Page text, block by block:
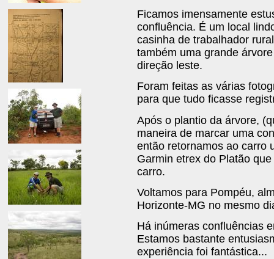
Ficamos imensamente
confluência. É um local
casinha de trabalhador
também uma grande
direção leste.
Foram feitas as várias
para que tudo ficasse
Após o plantio da árvore,
maneira de marcar uma
então retornamos ao carro
Garmin etrex do Platão
carro.
Voltamos para Pompéu,
Horizonte-MG no mesmo
Há inúmeras confluências
Estamos bastante
experiência foi fantástica...